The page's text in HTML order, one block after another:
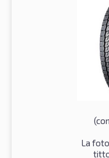
La